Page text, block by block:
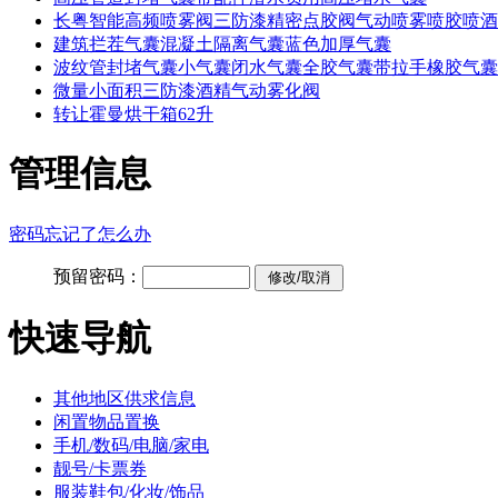
长粤智能高频喷雾阀三防漆精密点胶阀气动喷雾喷胶喷
建筑拦茬气囊混凝土隔离气囊蓝色加厚气囊
波纹管封堵气囊小气囊闭水气囊全胶气囊带拉手橡胶气囊
微量小面积三防漆酒精气动雾化阀
转让霍曼烘干箱62升
管理信息
密码忘记了怎么办
预留密码：
快速导航
其他地区供求信息
闲置物品置换
手机/数码/电脑/家电
靓号/卡票券
服装鞋包/化妆/饰品